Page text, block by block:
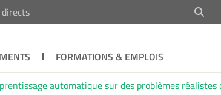
FORMATIONS & EMPLOIS
automatique sur des problèmes